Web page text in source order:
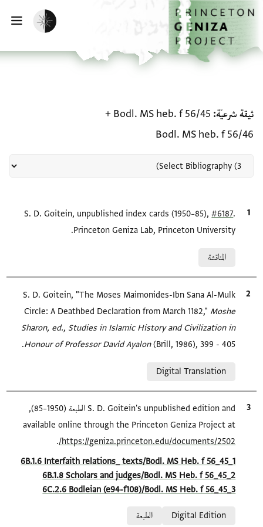
إلى المحتوى الرئيسي
الرئيسية
تفعيل الوضع المظلم
ثيقة شرعيّة Bodl. MS heb. f 56/45
+
Bodl. MS heb. f 56/46
الاقتباس المرجعيS. D. Goitein, unpublished index cards (1950–85),#6187
Princeton Geniza Lab, Princeton University.
المناقشة
الاقتباس المرجعي
S. D. Goitein, "The Moses Maimonides-Ibn Sana Al-Mulk
Circle: A Deathbed Declaration from March 1182,"Moshe
Sharon, ed., Studies in Islamic History and Civilization in
Honour of Professor David Ayalon(Brill, 1986), 399 - 405.
Digital Translation
الاقتباس المرجعي
S. D. Goitein's unpublished edition and الطبعة (1950–85),
available online through the Princeton Geniza Project at
https://geniza.princeton.edu/documents/2502/
.
Location in source
6B.1.6 Interfaith relations_ texts/Bodl. MS Heb. f 56_45_1
6B.1.8 Scholars and judges/Bodl. MS Heb. f 56_45_2
6C.2.6 Bodleian (e94-f108)/Bodl. MS Heb. f 56_45_3
Digital Edition
الطبعة